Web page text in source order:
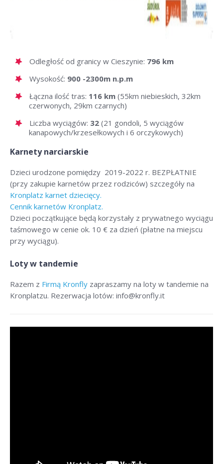
Odległość od granicy w Cieszynie: 796 km
Wysokość: 900 -2300m n.p.m
Łączna ilość tras: 116 km (55km niebieskich, 32km
czerwonych, 29km czarnych)
Liczba wyciągów: 32 (21 gondoli, 5 wyciągów
kanapowych/krzesełkowych i 6 orczykowych)
Karnety narciarskie
Dzieci urodzone pomiędzy 2019-2022 r. BEZPŁATNIE
(przy zakupie karnetów przez rodziców) szczegóły na
Kronplatz karnet dziecięcy.
Cennik karnetów Kronplatz.
Dzieci początkujące będą korzystały z prywatnego wyciągu
taśmowego w cenie ok. 10 € za dzień (płatne na miejscu
przy wyciągu).
Loty w tandemie
Razem z Firmą Kronfly zapraszamy na loty w tandemie na
Kronplatzu. Rezerwacja lotów: info@kronfly.it